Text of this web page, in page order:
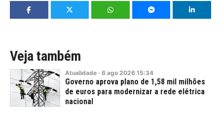
Veja também
Atualidade · 6 ago 2026 15:34
Governo aprova plano de 1,58 mil milhões
de euros para modernizar a rede elétrica
nacional